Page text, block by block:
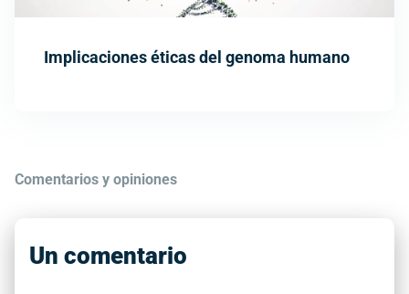
Implicaciones éticas del genoma humano
Comentarios y opiniones
Un comentario